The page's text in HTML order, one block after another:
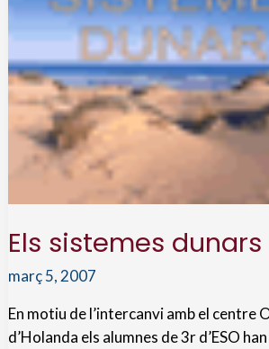
Els sistemes dunars
març 5, 2007
En motiu de l’intercanvi amb el centre
d’Holanda els alumnes de 3r d’ESO